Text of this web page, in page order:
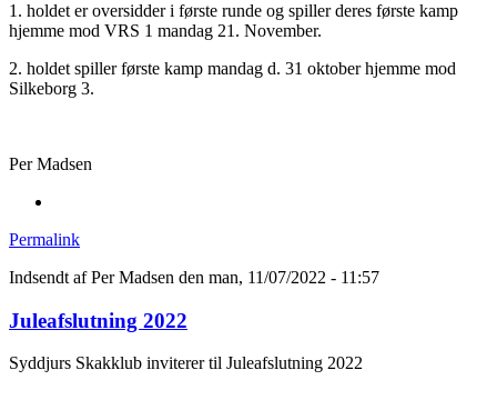
1. holdet er oversidder i første runde og spiller deres første kamp
hjemme mod VRS 1 mandag 21. November.
2. holdet spiller første kamp mandag d. 31 oktober hjemme mod
Silkeborg 3.
Per Madsen
Permalink
Indsendt afPer Madsen den man, 11/07/2022 - 11:57
Juleafslutning 2022
Syddjurs Skakklub inviterer til Juleafslutning 2022